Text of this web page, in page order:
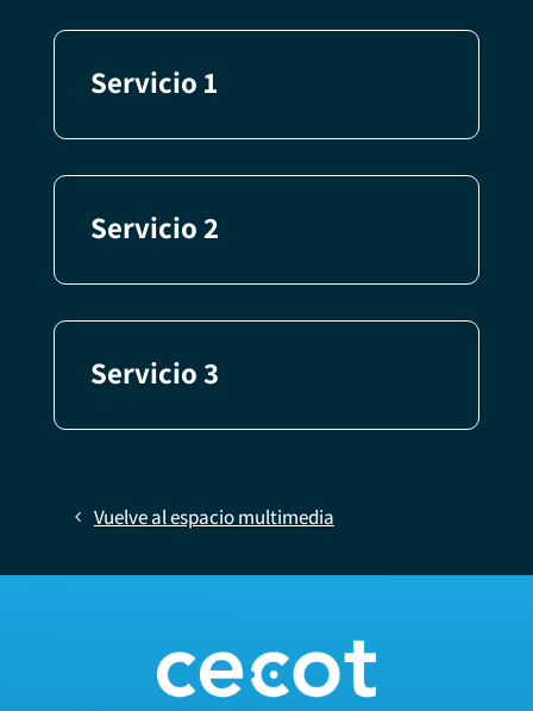
Servicio 1
Servicio 2
Servicio 3
Vuelve al espacio multimedia